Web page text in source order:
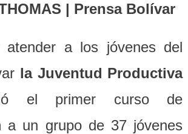
| Prensa Bolívar
a los jóvenes del
la Juventud Productiva
el primer curso de
a un grupo de 37 jóvenes